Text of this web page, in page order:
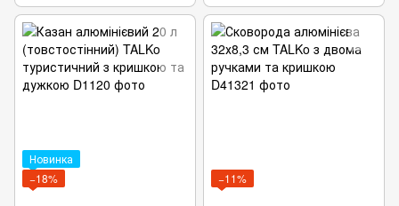
Новинка
−18%
−11%